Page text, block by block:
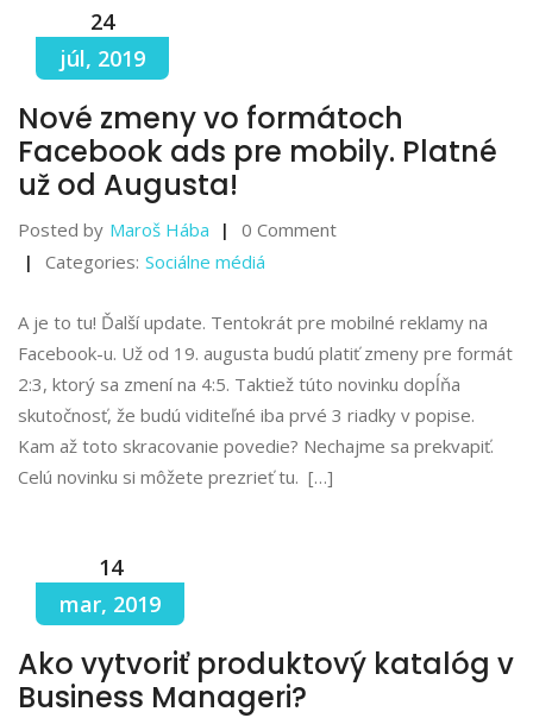
24
júl, 2019
Nové zmeny vo formátoch
Facebook ads pre mobily. Platné
už od Augusta!
Posted by Maroš Hába
0 Comment
Categories: Sociálne médiá
A je to tu! Ďalší update. Tentokrát pre mobilné reklamy na
Facebook-u. Už od 19. augusta budú platiť zmeny pre formát
2:3, ktorý sa zmení na 4:5. Taktiež túto novinku dopĺňa
skutočnosť, že budú viditeľné iba prvé 3 riadky v popise.
Kam až toto skracovanie povedie? Nechajme sa prekvapiť.
Celú novinku si môžete prezrieť tu. […]
14
mar, 2019
Ako vytvoriť produktový katalóg v
Business Manageri?